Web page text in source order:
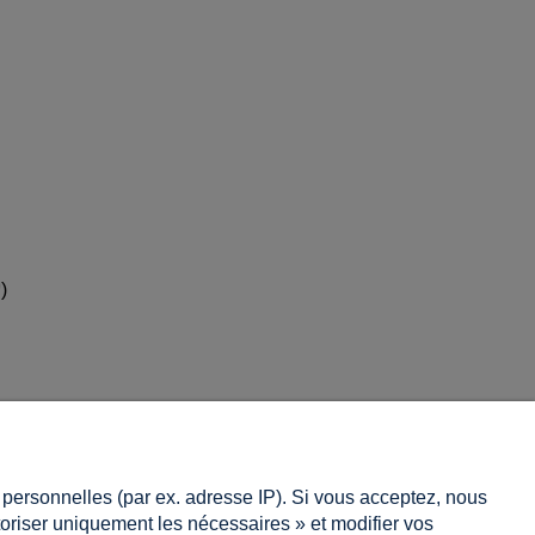
À propos de nous
(par ex. adresse IP). Si vous acceptez, nous
uniquement les nécessaires » et modifier vos